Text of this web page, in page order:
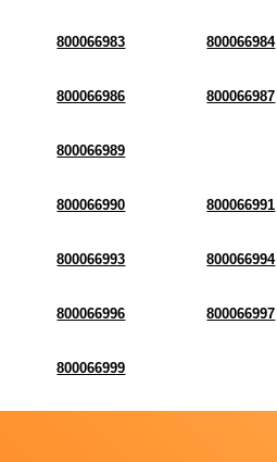
800066983 800066984
800066986 800066987
800066989
800066990 800066991
800066993 800066994
800066996 800066997
800066999